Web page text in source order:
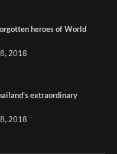
heroes of World
2018
extraordinary
2018